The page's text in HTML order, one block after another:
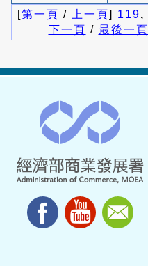
[第一頁 / 上一頁] 119,
下一頁 / 最後一頁